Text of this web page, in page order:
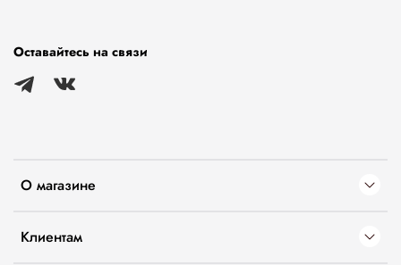
О магазине
Клиентам
Оставайтесь на связи